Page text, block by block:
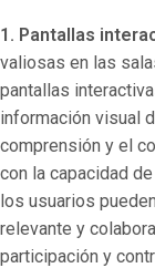
1. Pantallas
valiosas en las
pantallas
información visual
comprensión y el
con la capacidad
los usuarios
relevante y
participación y